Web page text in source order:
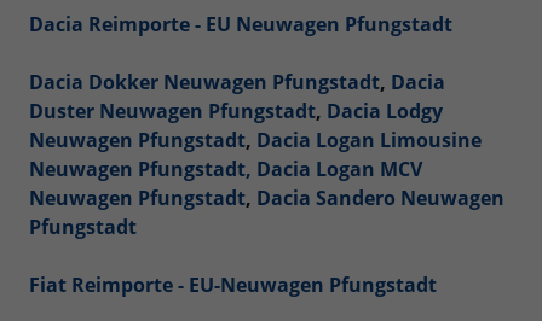
Dacia Reimporte - EU Neuwagen Pfungstadt
Dacia Dokker Neuwagen Pfungstadt, Dacia
Duster Neuwagen Pfungstadt, Dacia Lodgy
Neuwagen Pfungstadt, Dacia Logan Limousine
Neuwagen Pfungstadt, Dacia Logan MCV
Neuwagen Pfungstadt, Dacia Sandero Neuwagen
Pfungstadt
Fiat Reimporte - EU-Neuwagen Pfungstadt